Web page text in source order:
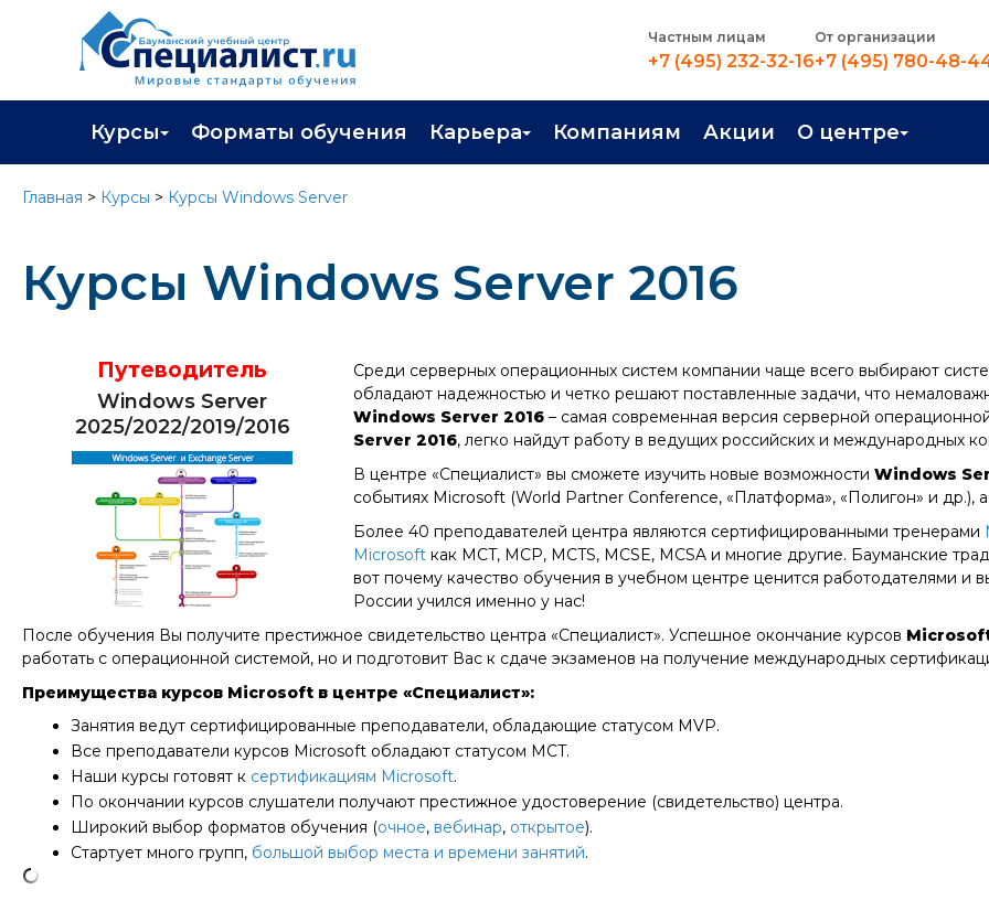
Частным лицам
+7 (495) 232-32-16
От организации
+7 (495) 780-48-
Курсы
Каталог курсов
Профессиональная переподготовка
Программа лояльности
Подарить сертификат на обучение
Форматы обучения Карьера
Трудоустройство
Компаниям Акции О центре
Главная > Курсы > Курсы Windows Server
Курсы Windows Server 2016
Путеводитель
Windows Server
2025/2022/2019/2016
Среди серверных операционных систем компании чаще всего выбирают
обладают надежностью и четко решают поставленные задачи, что
Windows Server 2016 – самая современная версия серверной
Server 2016, легко найдут работу в ведущих российских и международных
В центре «Специалист» вы сможете изучить новые возможности Windows
событиях Microsoft (World Partner Conference, «Платформа», «Полигон» и др.),
Более 40 преподавателей центра являются сертифицированными тренерами
Microsoft как MCT, MCP, MCTS, MCSE, MCSA и многие другие. Бауманские
вот почему качество обучения в учебном центре ценится работодателями
России учился именно у нас!
После обучения Вы получите престижное свидетельство центра «Специалист». Успешное окончание курсов
работать с операционной системой, но и подготовит Вас к сдаче экзаменов на получение международных
Преимущества курсов Microsoft в центре «Специалист»:
Занятия ведут сертифицированные преподаватели, обладающие статусом MVP.
Все преподаватели курсов Microsoft обладают статусом MCT.
Наши курсы готовят к сертификациям Microsoft.
По окончании курсов слушатели получают престижное удостоверение (свидетельство) центра.
Широкий выбор форматов обучения (очное, вебинар, открытое).
Стартует много групп, большой выбор места и времени занятий.